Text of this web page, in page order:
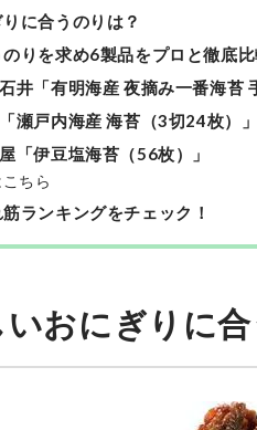
に合うのりは？
りを求め6製品をプロと徹底比
井「有明海産 夜摘み一番海苔
瀬戸内海産 海苔（3切24枚）」
「伊豆塩海苔（56枚）」
ちら
ランキングをチェック！
おにぎりに